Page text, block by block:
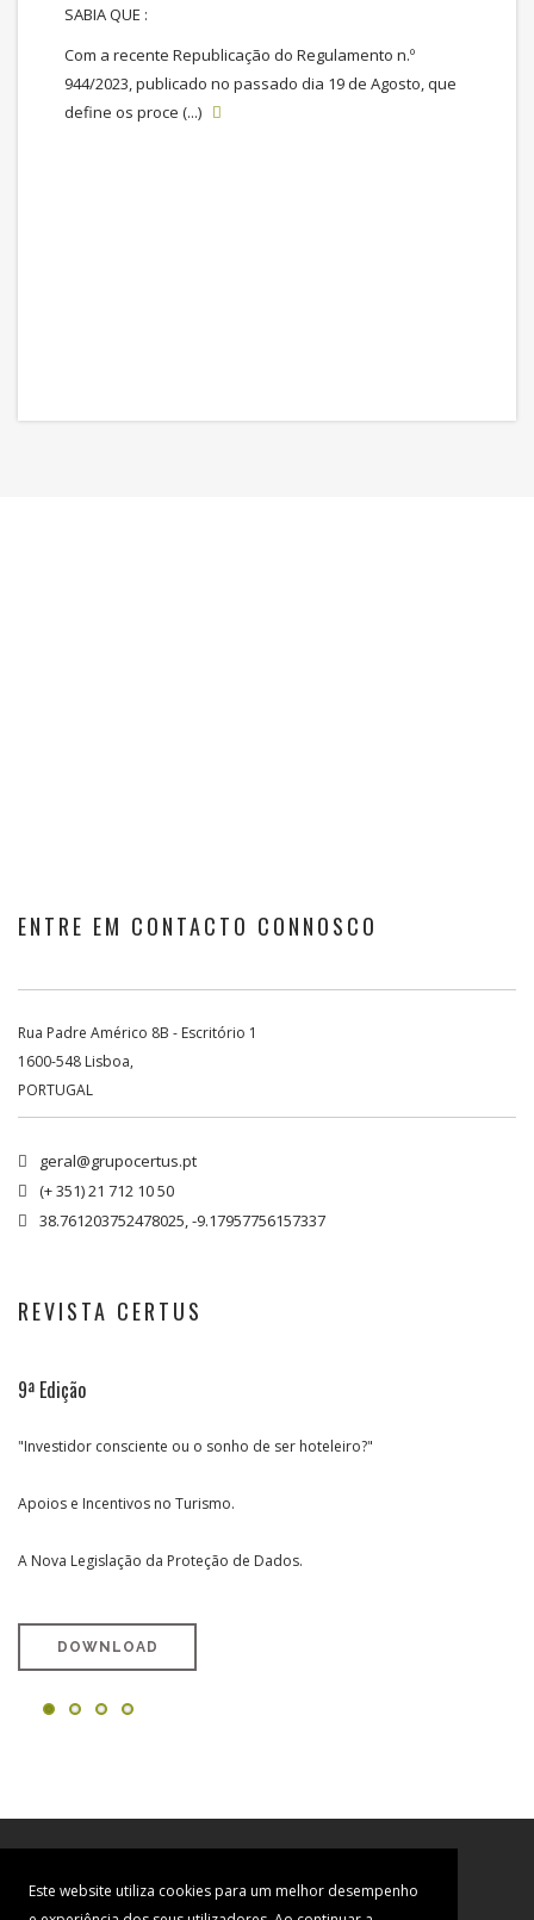
Este website utiliza cookies para um melhor desempenho
SABIA QUE :
Com a recente Republicação do Regulamento n.º
944/2023, publicado no passado dia 19 de Agosto, que
define os proce (...)

ENTRE EM CONTACTO CONNOSCO
Rua Padre Américo 8B - Escritório 1
1600-548 Lisboa,
PORTUGAL
 geral@grupocertus.pt
 (+ 351) 21 712 10 50
 38.761203752478025, -9.17957756157337
REVISTA CERTUS
9ª Edição
"Investidor consciente ou o sonho de ser hoteleiro?"
Apoios e Incentivos no Turismo.
A Nova Legislação da Proteção de Dados.
DOWNLOAD
8ª Edição
Reabilitação e Requalificação Urbana
7ª Edição
Rumo ao Investimento Turístico em Portugal
6ª Edição
Especial Região Oeste